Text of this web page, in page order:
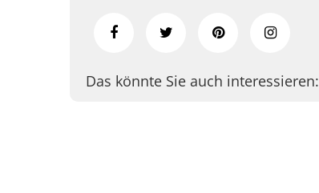
Das könnte Sie auch interessieren: